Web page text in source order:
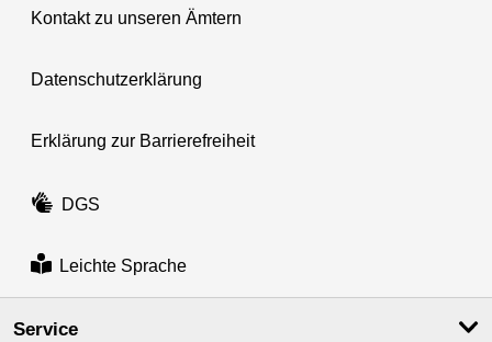
Kontakt zu unseren Ämtern
Datenschutzerklärung
Erklärung zur Barrierefreiheit
DGS
Leichte Sprache
Service